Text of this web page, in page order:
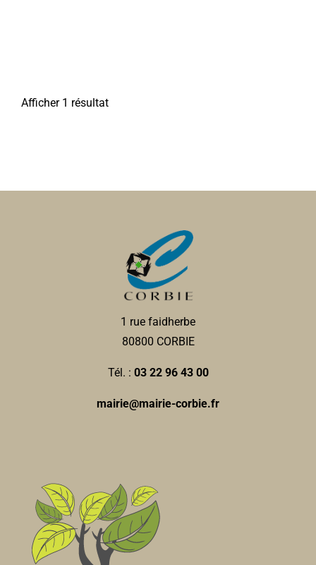
Afficher 1 résultat
1 rue faidherbe
80800 CORBIE
Tél. : 03 22 96 43 00
mairie@mairie-corbie.fr